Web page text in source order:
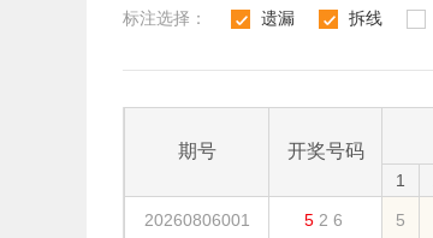
标注选择：
遗漏
拆线
期号 开奖号码
1
20260806001 5 2 6 5